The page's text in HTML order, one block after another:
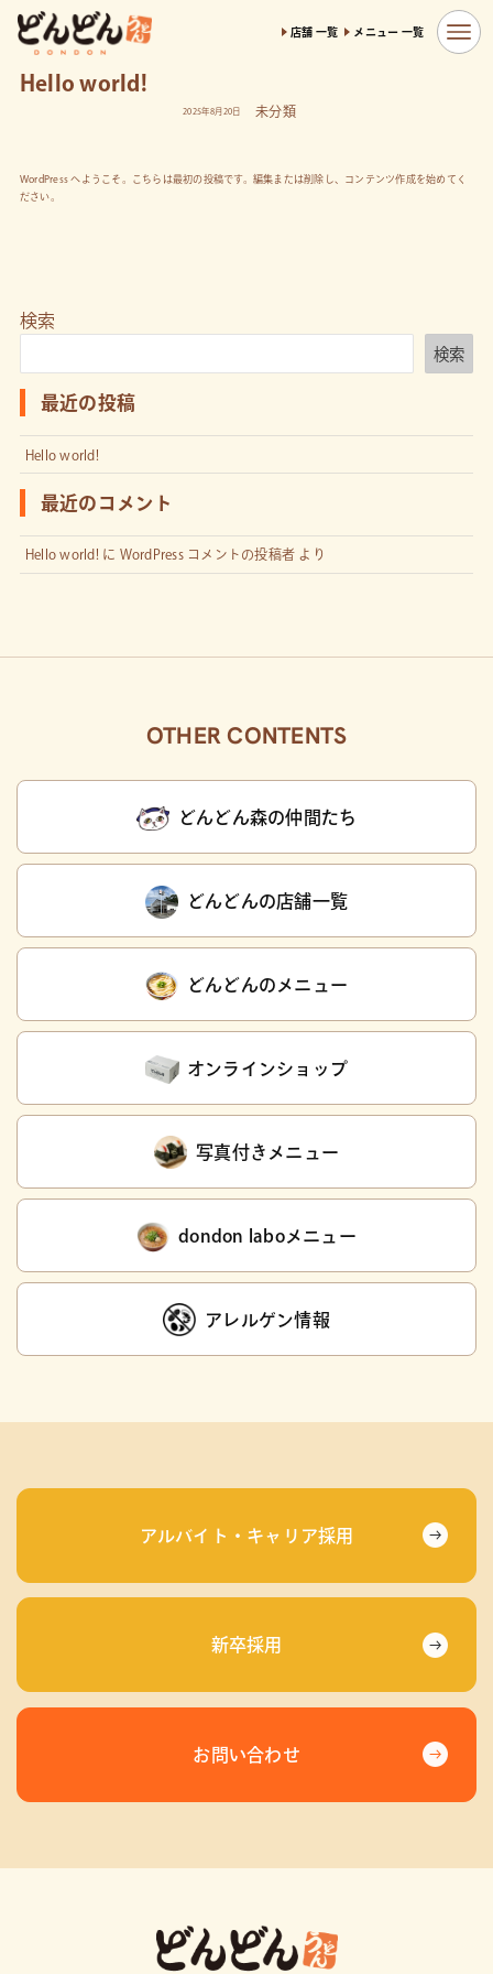
Hello world!
2025年8月20日 未分類
WordPress へようこそ。こちらは最初の投稿です。編集または削除し、コンテンツ作成を始めてく
ださい。
検索
検索
最近の投稿
Hello world!
最近のコメント
Hello world! に WordPress コメントの投稿者 より
OTHER CONTENTS
どんどん森の仲間たち
どんどんの店舗一覧
どんどんのメニュー
オンラインショップ
写真付きメニュー
dondon laboメニュー
アレルゲン情報
アルバイト・キャリア採用
新卒採用
お問い合わせ
店舗 一覧 メニュー 一覧